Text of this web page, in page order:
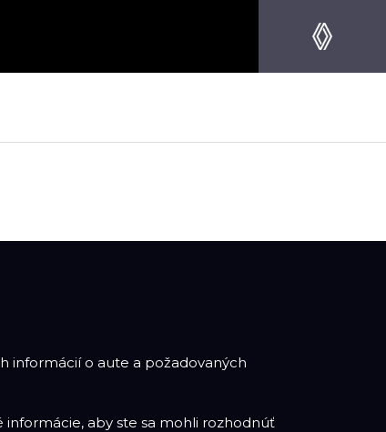
informácií o aute a požadovaných
aby ste sa mohli rozhodnúť